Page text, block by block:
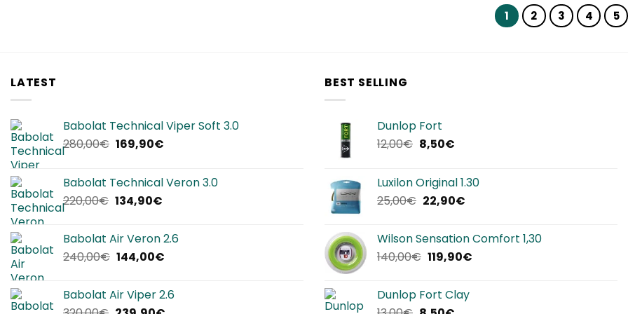
1 2 3 4 5
LATEST
Babolat Technical Viper Soft 3.0
280,00€ Il
era:
280,00€.
169,90€Il
è:
Babolat Technical Veron 3.0
220,00€ Il
era:
220,00€.
134,90€Il
è:
134,90€.
Babolat Air Veron 2.6
240,00€ Il
era:
144,00€Il
è:
Babolat Air Viper 2.6
BEST SELLING
Dunlop Fort
12,00€ Il
era:
12,00€.
8,50€Il
è:
8,50€.
Luxilon Original 1.30
25,00€ Il
era:
25,00€.
22,90€Il
è:
22,90€.
Wilson Sensation Comfort 1,30
140,00€ Il
era:
119,90€Il
Dunlop Fort Clay